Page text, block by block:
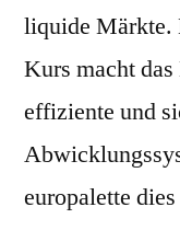
liquide Märkte.
Kurs macht
effiziente und
europalette